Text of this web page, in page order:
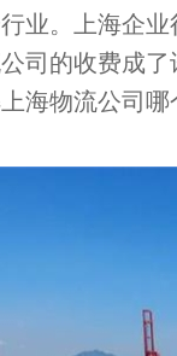
业。上海企
司的收费成
海物流公司